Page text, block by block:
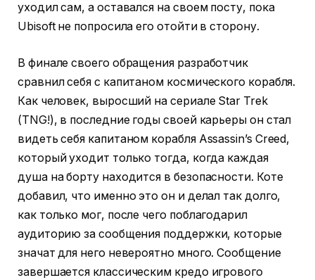
уходил сам, а оставался на своем посту, пока
Ubisoft не попросила его отойти в сторону.
В финале своего обращения разработчик
сравнил себя с капитаном космического корабля.
Как человек, выросший на сериале Star Trek
(TNG!), в последние годы своей карьеры он стал
видеть себя капитаном корабля Assassin’s Creed,
который уходит только тогда, когда каждая
душа на борту находится в безопасности. Коте
добавил, что именно это он и делал так долго,
как только мог, после чего поблагодарил
аудиторию за сообщения поддержки, которые
значат для него невероятно много. Сообщение
завершается классическим кредо игрового